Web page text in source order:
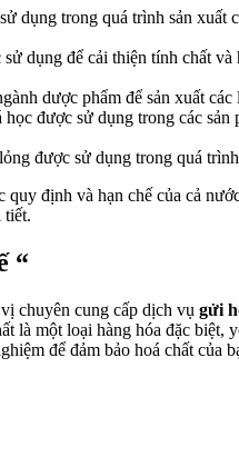
dụng trong quá trình sản
dụng để cải thiện tính chất
dược phẩm để sản xuất
học được sử dụng trong các
được sử dụng trong quá
quy định và hạn chế của cả
tiết.
“
chuyên cung cấp dịch vụ gửi
là một loại hàng hóa đặc
để đảm bảo hoá chất của